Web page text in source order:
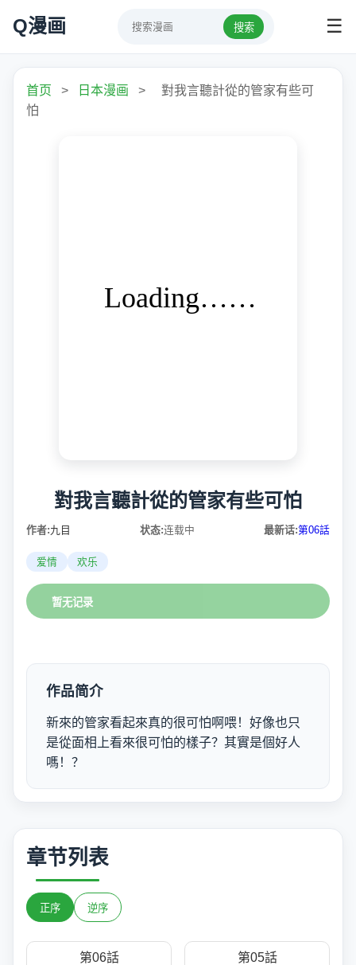
Q漫画 搜索 ☰
首页 > 日本漫画 >
對我言聽計從的管家有些可
怕
對我言聽計從的管家有些可怕
作者:九目 状态:连载中 最新话:第06話
爱情 欢乐
暂无记录
作品简介
新來的管家看起來真的很可怕啊喂！好像也只
是從面相上看來很可怕的樣子？其實是個好人
嗎！？
章节列表
正序 逆序
第06話 第05話